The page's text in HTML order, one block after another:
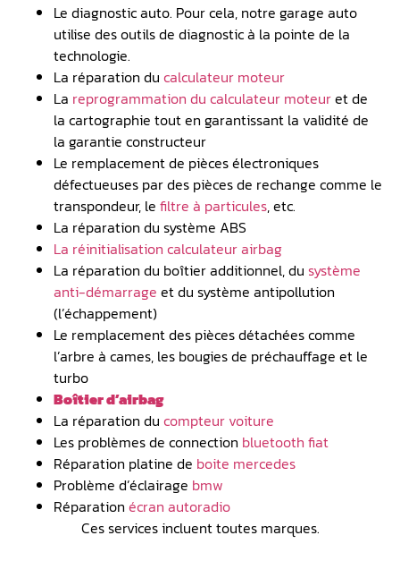
Le diagnostic auto. Pour cela, notre garage auto
utilise des outils de diagnostic à la pointe de la
technologie.
La réparation du calculateur moteur
La reprogrammation du calculateur moteuret de
la cartographie tout en garantissant la validité de
la garantie constructeur
Le remplacement de pièces électroniques
défectueuses par des pièces de rechange comme le
transpondeur, le filtre à particules, etc.
La réparation du système ABS
La réinitialisation calculateur airbag
La réparation du boîtier additionnel, du système
anti-démarrage et du système antipollution
(l’échappement)
Le remplacement des pièces détachées comme
l’arbre à cames, les bougies de préchauffage et le
turbo
Boîtier d’airbag
La réparation du compteur voiture
Les problèmes de connection bluetooth fiat
Réparation platine de boite mercedes
Problème d’éclairage bmw
Réparation écran autoradio
Ces services incluent toutes marques.